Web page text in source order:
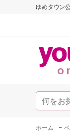
ゆめタウン
ホーム -